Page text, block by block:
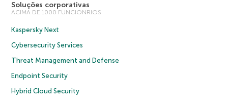
Soluções corporativas
ACIMA DE 1000 FUNCIONRIOS
Kaspersky Next
Cybersecurity Services
Threat Management and Defense
Endpoint Security
Hybrid Cloud Security